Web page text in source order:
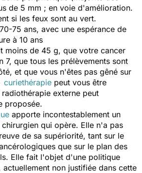
de 5 mm ; en voie d'amélioration.
si les feux sont au vert.
75 ans, avec une espérance de
à 10 ans
moins de 45 g, que votre cancer
7, que tous les prélèvements sont
et que vous n'êtes pas gêné sur
curiethérapie peut vous être
externe peut
proposée.
apporte incontestablement un
qui opère. Elle n'a pas
de sa supériorité, tant sur le
que sur le plan des
Elle fait l'objet d'une politique
non justifiée dans cette